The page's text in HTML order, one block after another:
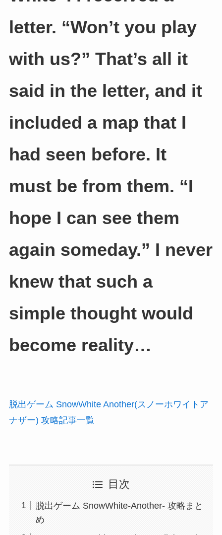
letter. “Won’t you play
with us?” That’s all it
said in the letter, and it
included a map that I
had seen before. It
must be from them. “I
hope I can see them
again someday.” I never
knew that such a
simple thought would
become reality…
脱出ゲーム SnowWhite Another(スノーホワイトア
ナザー) 攻略記事一覧
目次
脱出ゲーム SnowWhite-Another- 攻略まと
め